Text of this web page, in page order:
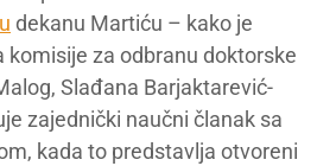
dekanu Martiću – kako je
komisije za odbranu doktorske
Slađana Barjaktarević-
zajednički naučni članak sa
kada to predstavlja otvoreni